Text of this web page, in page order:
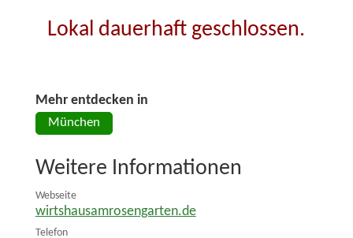
Lokal dauerhaft geschlossen.
Mehr entdecken in
München
Weitere Informationen
Webseite
wirtshausamrosengarten.de
Telefon